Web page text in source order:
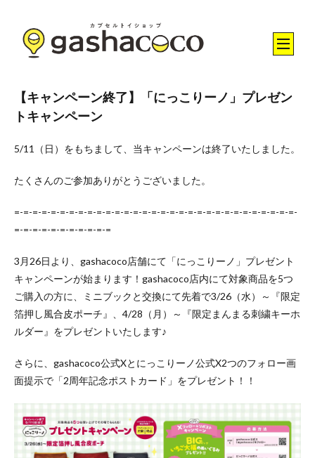
【キャンペーン終了】「にっこりーノ」プレゼン
トキャンペーン
5/11（日）をもちまして、当キャンペーンは終了いたしました。
たくさんのご参加ありがとうございました。
=-=-=-=-=-=-=-=-=-=-=-=-=-=-=-=-=-=-=-=-=-=-=-=-=-=-=-=-=-=-=-
=-=-=-=-=-=-=-=-=-=-=
3月26日より、gashacoco店舗にて「にっこりーノ」プレゼント
キャンペーンが始まります！gashacoco店内にて対象商品を5つ
ご購入の方に、ミニブックと交換にて先着で3/26（水）～『限定
箔押し風合皮ポーチ』、4/28（月）～『限定まんまる刺繍キーホ
ルダー』をプレゼントいたします♪
さらに、gashacoco公式Xとにっこりーノ公式X2つのフォロー画
面提示で「2周年記念ポストカード」をプレゼント！！